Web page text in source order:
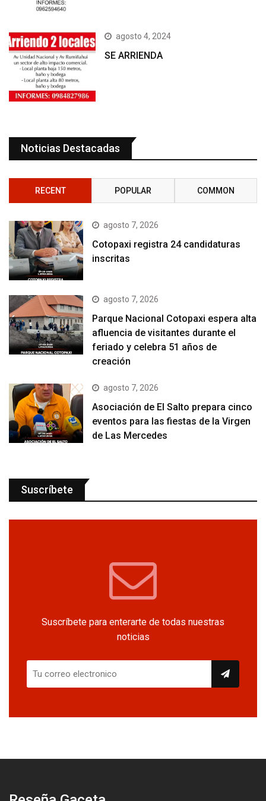
agosto 4, 2024
SE ARRIENDA
Noticias Destacadas
RECENT POPULAR COMMON
agosto 7, 2026
Cotopaxi registra 24 candidaturas
inscritas
agosto 7, 2026
Parque Nacional Cotopaxi espera alta
afluencia de visitantes durante el
feriado y celebra 51 años de
creación
agosto 7, 2026
Asociación de El Salto prepara cinco
eventos para las fiestas de la Virgen
de Las Mercedes
Suscríbete
Suscríbete para enterarte de todas nuestras
noticias